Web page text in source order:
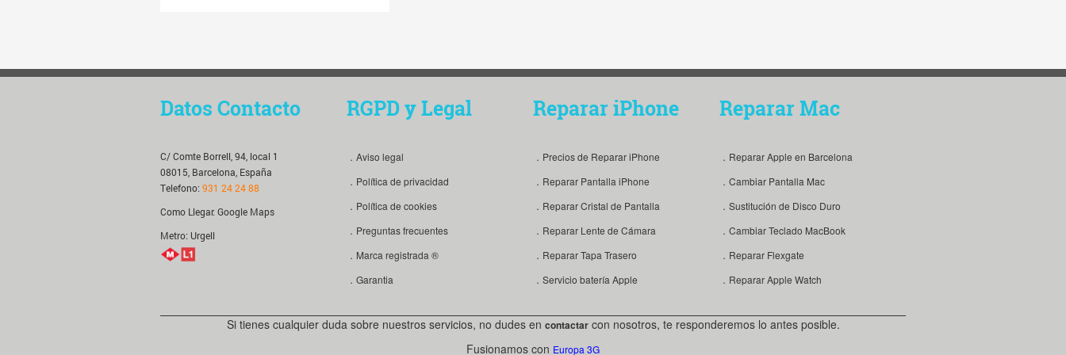
Datos Contacto
C/ Comte Borrell, 94, local 1
08015, Barcelona, España
Telefono: 931 24 24 88
Como Llegar: Google Maps
Metro: Urgell
RGPD y Legal
．Aviso legal
．Política de privacidad
．Política de cookies
．Preguntas frecuentes
．Marca registrada ®
．Garantia
Reparar iPhone
．Precios de Reparar iPhone
．Reparar Pantalla iPhone
．Reparar Cristal de Pantalla
．Reparar Lente de Cámara
．Reparar Tapa Trasero
．Servicio batería Apple
Reparar Mac
．Reparar Apple en Barcelona
．Cambiar Pantalla Mac
．Sustitución de Disco Duro
．Cambiar Teclado MacBook
．Reparar Flexgate
．Reparar Apple Watch
Si tienes cualquier duda sobre nuestros servicios, no dudes en contactarcon nosotros, te responderemos lo antes posible.
Fusionamos con Europa 3G